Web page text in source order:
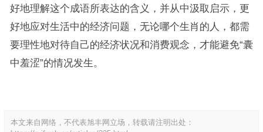
好地理解这个成语所表达的含义，并从中汲取启示，更
好地应对生活中的经济问题，无论哪个生肖的人，都需
要理性地对待自己的经济状况和消费观念，才能避免“囊
中羞涩”的情况发生。
本文来自网络，不代表旭丰网立场，转载请注明出处：